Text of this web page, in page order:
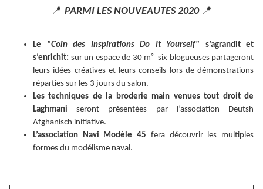
📍 PARMI LES NOUVEAUTES 2020 📍
Le "Coin des Inspirations Do It Yourself" s’agrandit et
s’enrichit: sur un espace de 30 m² six blogueuses partageront
leurs idées créatives et leurs conseils lors de démonstrations
réparties sur les 3 jours du salon.
Les techniques de la broderie main venues tout droit de
Laghmani seront présentées par l’association Deutsh
Afghanisch initiative.
L’association Navi Modèle 45 fera découvrir les multiples
formes du modélisme naval.